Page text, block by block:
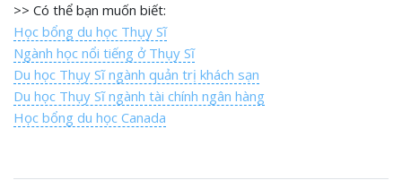
>> Có thể bạn muốn biết:
Học bổng du học Thụy Sĩ
Ngành học nổi tiếng ở Thụy Sĩ
Du học Thụy Sĩ ngành quản trị khách sạn
Du học Thụy Sĩ ngành tài chính ngân hàng
Học bổng du học Canada